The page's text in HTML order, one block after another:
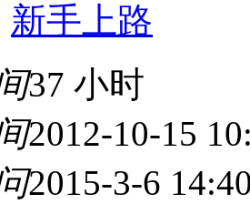
新手上路
37 小时
2012-10-15
2015-3-6